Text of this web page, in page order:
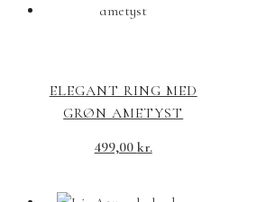
ELEGANT RING MED
GRØN AMETYST
499,00 kr.